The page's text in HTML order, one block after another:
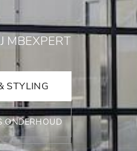
MBEXPERT
STYLING
ONDERHOUD